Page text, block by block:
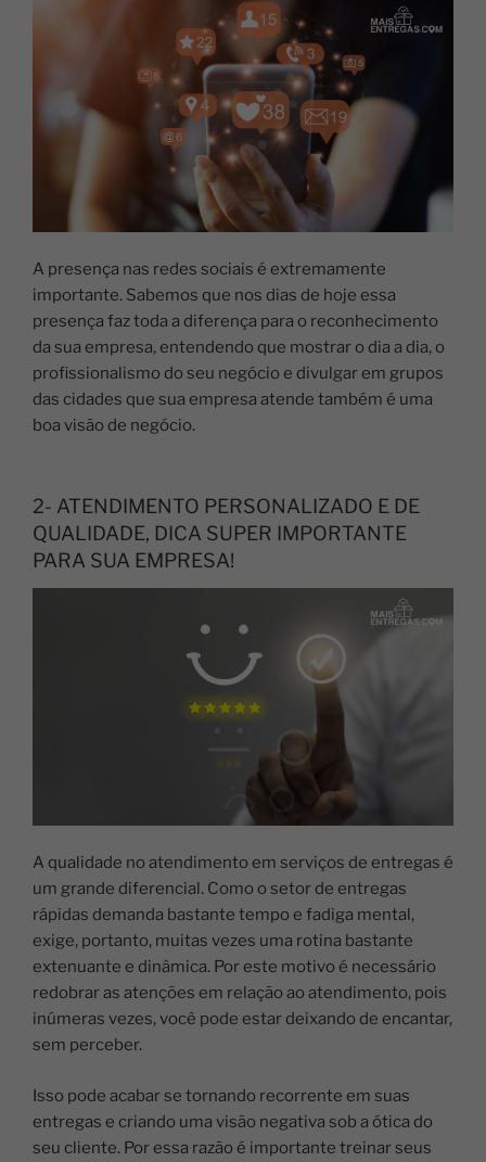
A presença nas redes sociais é extremamente
importante. Sabemos que nos dias de hoje essa
presença faz toda a diferença para o reconhecimento
da sua empresa, entendendo que mostrar o dia a dia, o
profissionalismo do seu negócio e divulgar em grupos
das cidades que sua empresa atende também é uma
boa visão de negócio.
2- ATENDIMENTO PERSONALIZADO E DE
QUALIDADE, DICA SUPER IMPORTANTE
PARA SUA EMPRESA!
A qualidade no atendimento em serviços de entregas é
um grande diferencial. Como o setor de entregas
rápidas demanda bastante tempo e fadiga mental,
exige, portanto, muitas vezes uma rotina bastante
extenuante e dinâmica. Por este motivo é necessário
redobrar as atenções em relação ao atendimento, pois
inúmeras vezes, você pode estar deixando de encantar,
sem perceber.
Isso pode acabar se tornando recorrente em suas
entregas e criando uma visão negativa sob a ótica do
seu cliente. Por essa razão é importante treinar seus